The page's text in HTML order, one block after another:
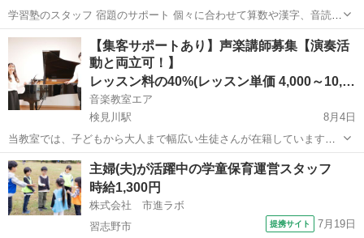
学習塾のスタッフ 宿題のサポート 個々に合わせて算数や漢字、音読な
どの指導 難しいレベルの学習は教えません。 クラスは3歳〜8歳までの
子どもたちです。 1日あたり2名〜6名程度 カルタやカード、ブロック
遊びなども...
千葉 成田市 塾講師 スタッフ
【集客サポートあり】声楽講師募集【演奏活
動と両立可！】
レッスン料の40%(レッスン単価 4,000～10,000)
音楽教室エア
検見川駅
8月4日
当教室では、子どもから大人まで幅広い生徒さんが在籍しています！
趣味で楽しみたい方や基礎をしっかり学びたい方、受験生まで在籍し
ており、講師の専門性を活かすことが可能です。 現在、日本歌曲やイ
タリア歌曲、ドイツ歌曲などを中...
千葉 千葉市 検見川駅 教育 声楽
主婦(夫)が活躍中の学童保育運営スタッフ
時給1,300円
株式会社 市進ラボ
習志野市
提携サイト 7月19日